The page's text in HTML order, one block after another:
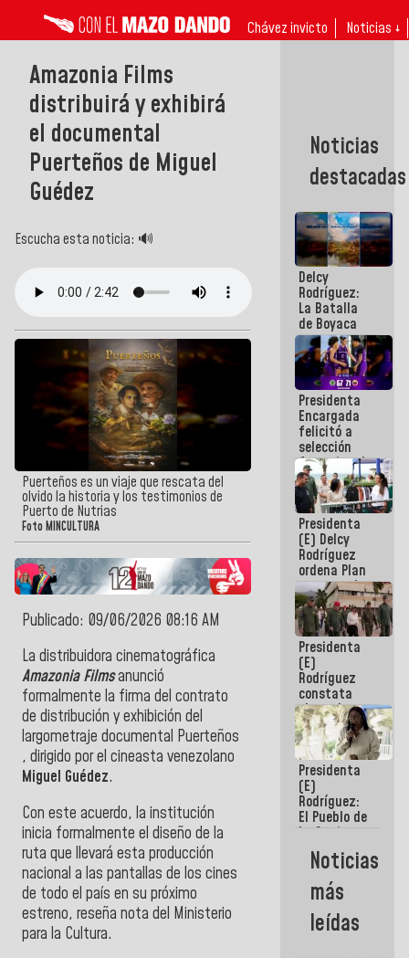
Chávez invicto Noticias ↓
Amazonia Films
distribuirá y exhibirá
el documental
Puerteños de Miguel
Guédez
Escucha esta noticia: 🔊
Puerteños es un viaje que rescata del
olvido la historia y los testimonios de
Puerto de Nutrias
Foto MINCULTURA
Publicado: 09/06/2026 08:16 AM
La distribuidora cinematográfica
Amazonia Filmsanunció
formalmente la firma del contrato
de distribución y exhibición del
largometraje documental Puerteños
, dirigido por el cineasta venezolano
Miguel Guédez.
Con este acuerdo, la institución
inicia formalmente el diseño de la
ruta que llevará esta producción
nacional a las pantallas de los cines
de todo el país en su próximo
estreno, reseña nota del Ministerio
para la Cultura.
Noticias
destacadas
Delcy
Rodríguez:
La Batalla
de Boyaca
representa
un capítulo
decisivo en
la gesta
emancipadora
de nuestra
América
Presidenta
Encargada
felicitó a
selección
femenina de
baloncesto
por su
clasificación
a la
AmeriCup
2027
Presidenta
(E) Delcy
Rodríguez
ordena Plan
maestro de
desarrollo
logístico y
turístico
para La
Guaira
Presidenta
(E)
Rodríguez
constata
obras de
rehabilitación
de Escuela
Militar de
Mamo en La
Guaira
Presidenta
(E)
Rodríguez:
El Pueblo de
La Guaira
siempre
estará
acompañada
por el
Gobierno
Nacional
Noticias
más
leídas